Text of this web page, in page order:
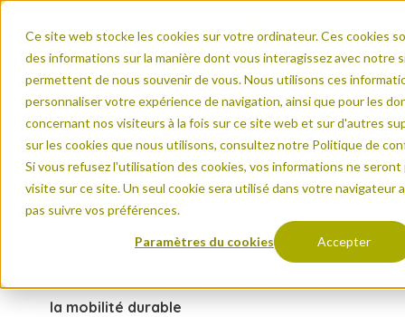
Ce site web stocke les cookies sur votre ordinateur. Ces cookies
des informations sur la manière dont vous interagissez avec notre
permettent de nous souvenir de vous. Nous utilisons ces
personnaliser votre expérience de navigation, ainsi que pour les
concernant nos visiteurs à la fois sur ce site web et sur d'autres
sur les cookies que nous utilisons, consultez notre Politique de
Si vous refusez l'utilisation des cookies, vos informations ne
visite sur ce site. Un seul cookie sera utilisé dans votre navigateur
pas suivre vos préférences.
Paramètres du cookies Accepter
Accueil
Ressources et actualités
Actualités
la mobilité durable